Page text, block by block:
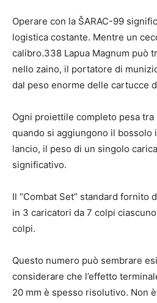
Operare con la ŠARAC-99
logistica costante. Mentre un
calibro.338 Lapua Magnum può
nello zaino, il portatore di
dal peso enorme delle cartucce
Ogni proiettile completo pesa tra
quando si aggiungono il bossolo
lancio, il peso di un singolo
significativo.
Il “Combat Set” standard fornito
in 3 caricatori da 7 colpi
colpi.
Questo numero può sembrare
considerare che l’effetto
20 mm è spesso risolutivo. Non è